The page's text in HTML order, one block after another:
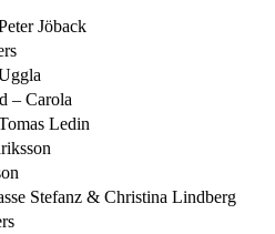
Jöback
– Carola
Ledin
Stefanz & Christina Lindberg